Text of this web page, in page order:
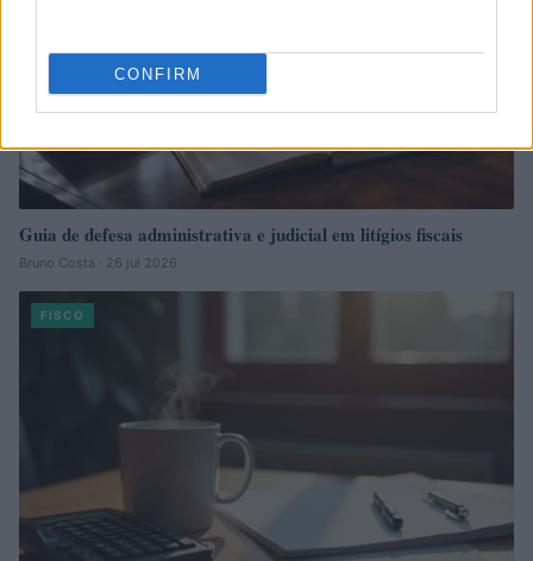
CONFIRM
Guia de defesa administrativa e judicial em litígios fiscais
Bruno Costa · 26 jul 2026
FISCO